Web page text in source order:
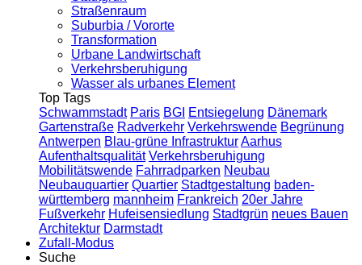
Straßenraum
Suburbia / Vororte
Transformation
Urbane Landwirtschaft
Verkehrsberuhigung
Wasser als urbanes Element
Top Tags
Schwammstadt Paris BGI Entsiegelung Dänemark
Gartenstraße Radverkehr Verkehrswende Begrünung
Antwerpen Blau-grüne InfrastrukturAarhus
Aufenthaltsqualität Verkehrsberuhigung
Mobilitätswende Fahrradparken Neubau
Neubauquartier Quartier Stadtgestaltung baden-
württemberg mannheim Frankreich 20er Jahre
Fußverkehr Hufeisensiedlung Stadtgrün neues Bauen
Architektur Darmstadt
Zufall-Modus
Suche